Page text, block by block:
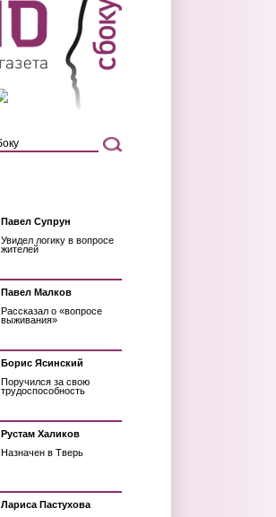
Павел Супрун
Увидел логику в вопросе
жителей
Павел Малков
Рассказал о «вопросе
выживания»
Борис Ясинский
Поручился за свою
трудоспособность
Рустам Халиков
Назначен в Тверь
Лариса Пастухова